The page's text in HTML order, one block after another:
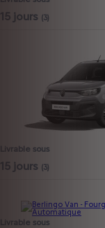
15 jours (3)
Livrable sous
15 jours (3)
Livrable sous